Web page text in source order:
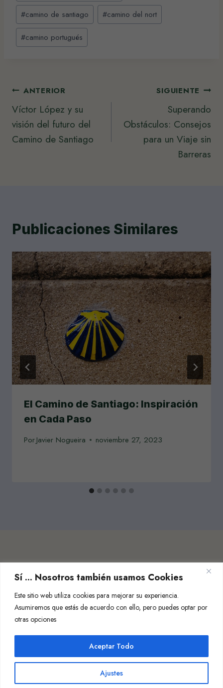
Sí ... Nosotros también usamos Cookies
Este sitio web utiliza cookies para mejorar su experiencia.
Asumiremos que estás de acuerdo con ello, pero puedes optar por
otras opciones
Ajustes
Aceptar Todo
entrada:
#camino de santiago #camino del nort
#camino portugués
Navegación
de
entradas
ANTERIOR
Víctor López y su
visión del futuro del
Camino de Santiago
SIGUIENTE
Superando
Obstáculos: Consejos
para un Viaje sin
Barreras
Publicaciones Similares
El Camino de Santiago: Inspiración
en Cada Paso
PorJavier Nogueira noviembre 27, 2023